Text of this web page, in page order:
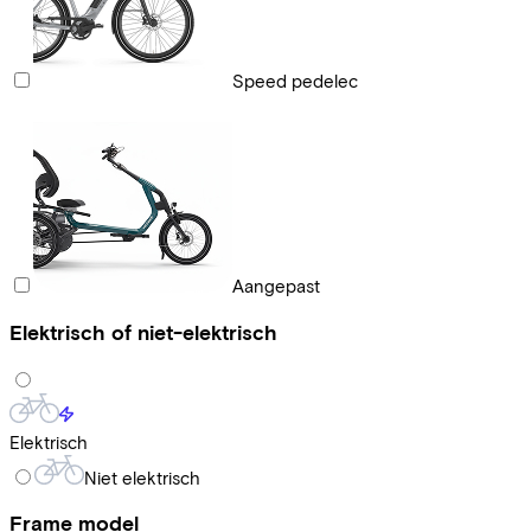
Speed pedelec
Aangepast
Elektrisch of niet-elektrisch
Elektrisch
Niet elektrisch
Frame model